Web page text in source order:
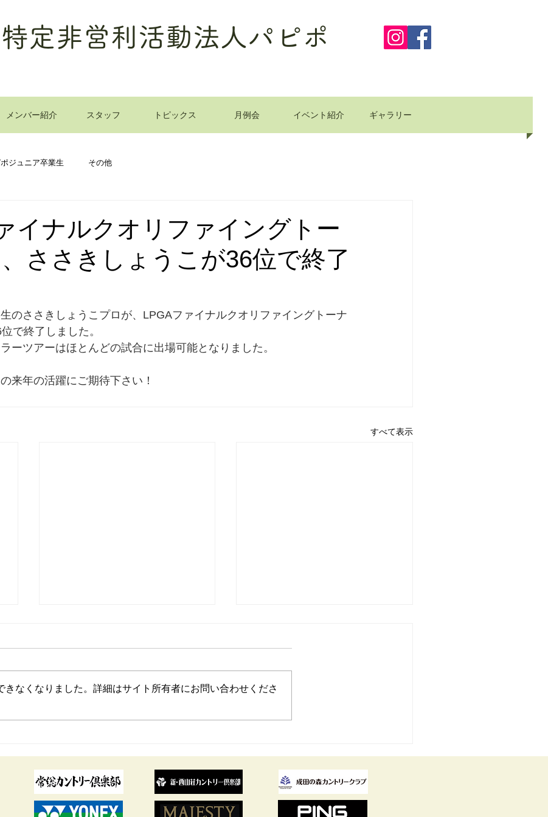
定非営利活動法人パピポ
メンバー紹介 スタッフ トピックス 月例会 イベント紹介 ギャラリー
ジュニア卒業生 その他
イナルクオリファイングトー
ささきしょうこが36位で終了
のささきしょうこプロが、LPGAファイナルクオリファイングトーナ
で終了しました。
ーツアーはほとんどの試合に出場可能となりました。
来年の活躍にご期待下さい！
すべて表示
ンレディスオープン」で見事
初優勝しました！
きなくなりました。詳細はサイト所有者にお問い合わせくださ